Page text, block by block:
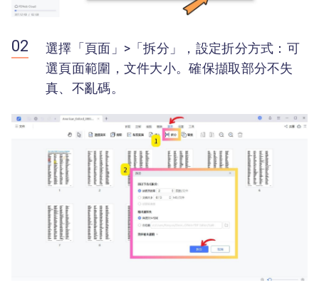
選擇「頁面」>「拆分」，設定折分方式：可
選頁面範圍，文件大小。確保擷取部分不失
真、不亂碼。